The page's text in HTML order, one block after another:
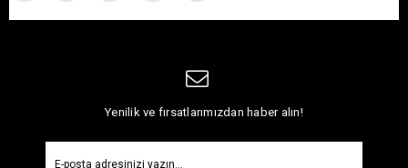
Yenilik ve fırsatlarımızdan haber alın!